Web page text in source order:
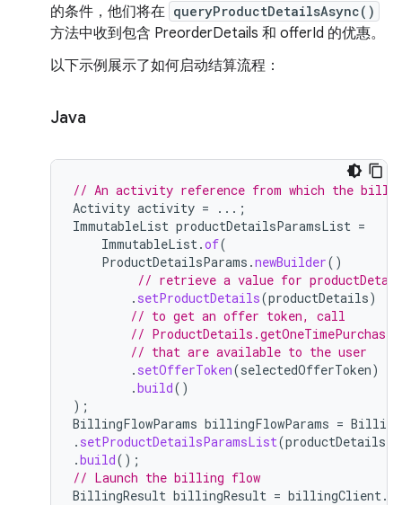
的条件，他们将在 queryProductDetailsAsync()
方法中收到包含 PreorderDetails 和 offerId 的优惠。
以下示例展示了如何启动结算流程：
Java
// An activity reference from which the
Activity activity =
...;
ImmutableList productDetailsParamsList =
ImmutableList.of(
ProductDetailsParams .newBuilder()
// retrieve a value for
. setProductDetails(productDetails)
// to get an offer token, call
//
// that are available to the user
. setOfferToken(selectedOfferToken)
.build()
);
BillingFlowParams billingFlowParams =
. setProductDetailsParamsList(
.build();
// Launch the billing flow
BillingResult billingResult = billingClient.